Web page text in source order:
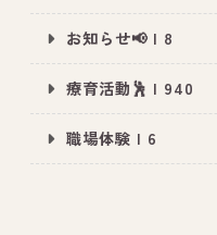
All Peace｜オールピース
お知らせ📢 | 8
療育活動🕺 | 940
職場体験 | 6